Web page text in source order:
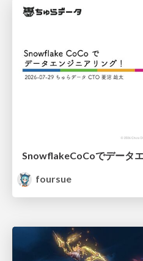
SnowflakeCoCoでデータ
foursue